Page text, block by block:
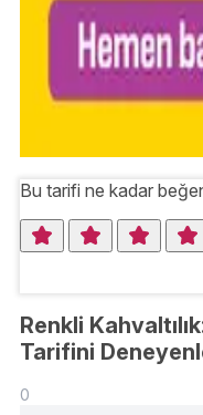
Bu tarifi ne kadar
Renkli
Tarifini
0